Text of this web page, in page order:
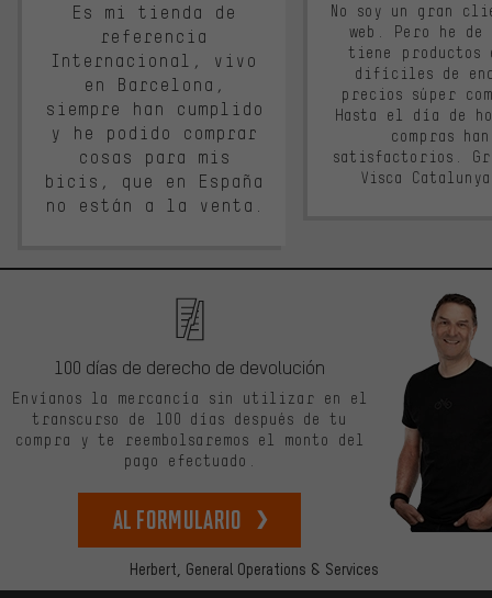
Es mi tienda de
referencia
Internacional, vivo
en Barcelona,
siempre han cumplido
y he podido comprar
cosas para mis
bicis, que en España
no están a la venta.
No soy un gran
web. Pero he
tiene productos
difíciles de
precios súper
Hasta el día de
compras
satisfactorios.
Visca
Herbert, General Operations & Services
100 días de derecho de devolución
Envíanos la mercancía sin utilizar en el
transcurso de 100 días después de tu
compra y te reembolsaremos el monto del
pago efectuado.
Al formulario